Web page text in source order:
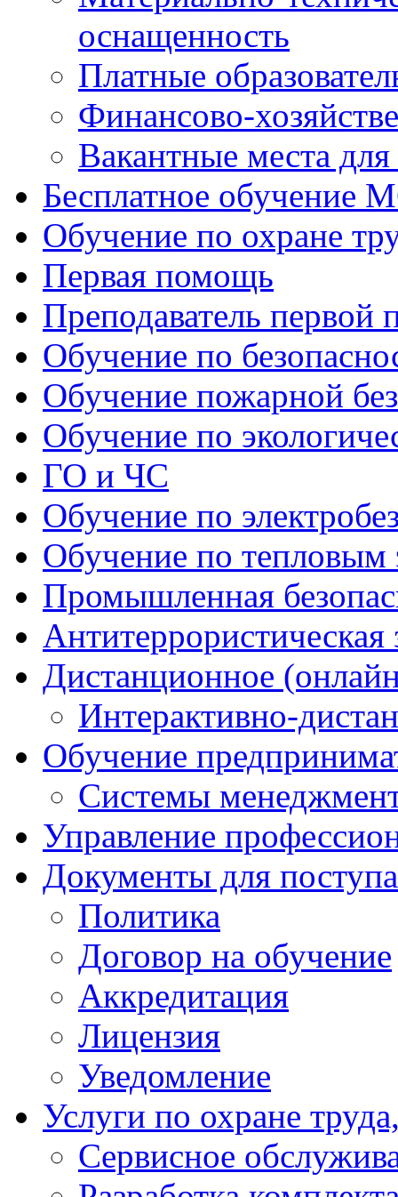
оснащенность
Платные
Финансово-
Вакантные места
Бесплатное обучение
Обучение по охране
Первая помощь
Преподаватель
Обучение по
Обучение пожарной
Обучение по
ГО и ЧС
Обучение по
Обучение по тепловым
Промышленная
Дистанционное
Интерактивно-
Обучение
Системы
Управление
Документы для
Политика
Договор на обучение
Аккредитация
Лицензия
Уведомление
Услуги по охране
Сервисное